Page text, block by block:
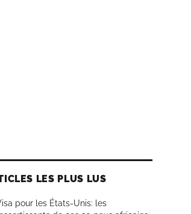
LES PLUS LUS
pour les États-Unis: les